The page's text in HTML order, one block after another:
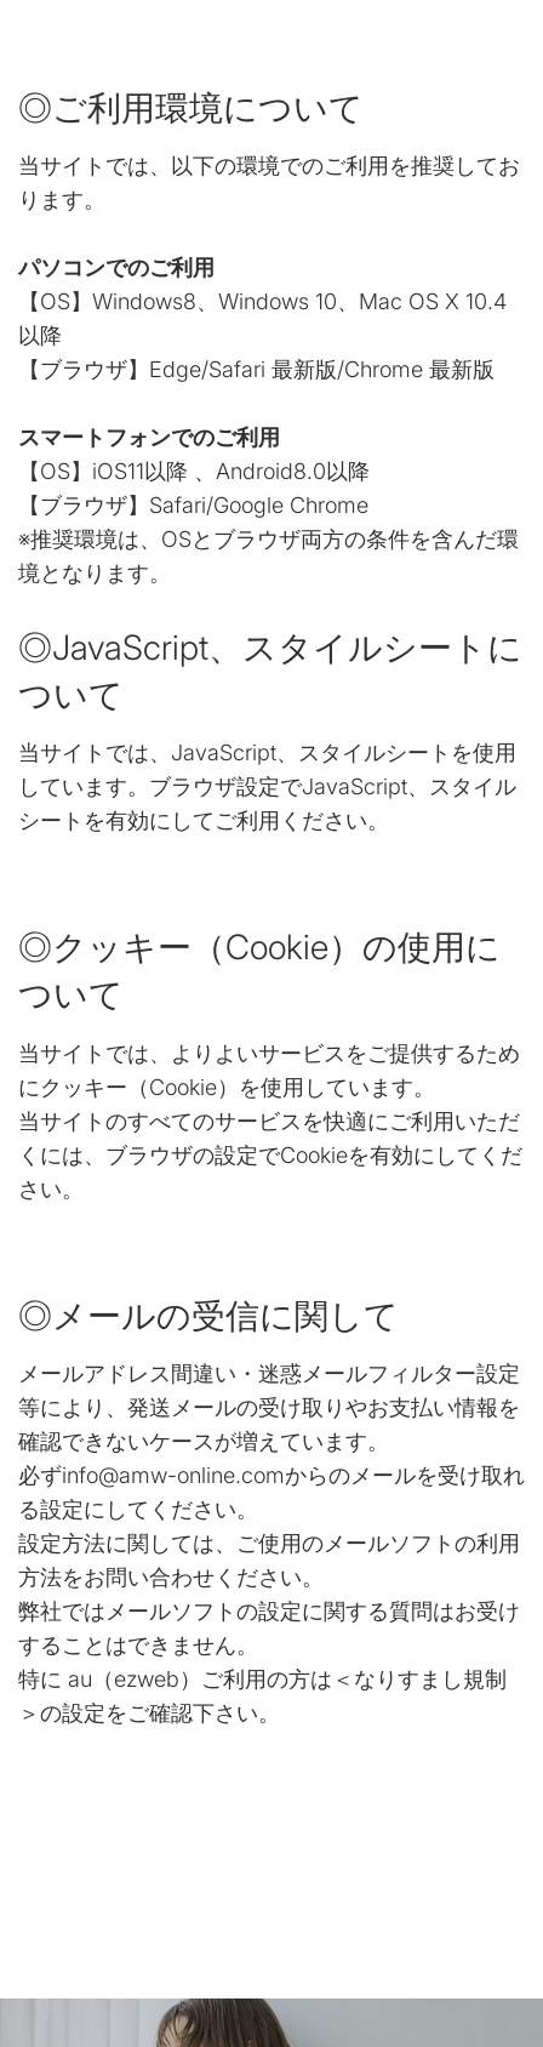
◎ご利用環境について
当サイトでは、以下の環境でのご利用を推奨してお
ります。
パソコンでのご利用
【OS】Windows8、Windows 10、Mac OS X 10.4
以降
【ブラウザ】Edge/Safari 最新版/Chrome 最新版
スマートフォンでのご利用
【OS】iOS11以降 、Android8.0以降
【ブラウザ】Safari/Google Chrome
※推奨環境は、OSとブラウザ両方の条件を含んだ環
境となります。
◎JavaScript、スタイルシートに
ついて
当サイトでは、JavaScript、スタイルシートを使用
しています。ブラウザ設定でJavaScript、スタイル
シートを有効にしてご利用ください。
◎クッキー（Cookie）の使用に
ついて
当サイトでは、よりよいサービスをご提供するため
にクッキー（Cookie）を使用しています。
当サイトのすべてのサービスを快適にご利用いただ
くには、ブラウザの設定でCookieを有効にしてくだ
さい。
◎メールの受信に関して
メールアドレス間違い・迷惑メールフィルター設定
等により、発送メールの受け取りやお支払い情報を
確認できないケースが増えています。
必ずinfo@amw-online.comからのメールを受け取れ
る設定にしてください。
設定方法に関しては、ご使用のメールソフトの利用
方法をお問い合わせください。
弊社ではメールソフトの設定に関する質問はお受け
することはできません。
特に au（ezweb）ご利用の方は＜なりすまし規制
＞の設定をご確認下さい。